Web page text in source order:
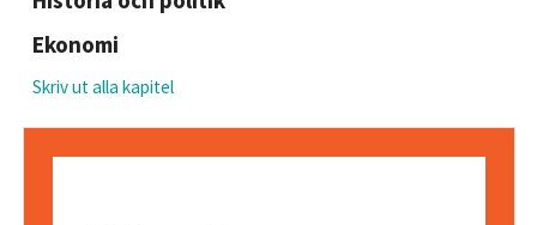
Ekonomi
Skriv ut alla kapitel